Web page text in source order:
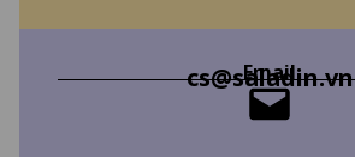
Email
cs@saladin.vn